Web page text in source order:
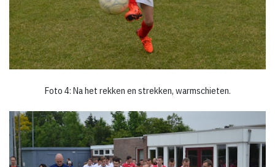
Foto 4: Na het rekken en strekken, warmschieten.